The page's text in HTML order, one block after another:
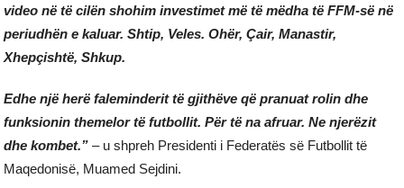
video në të cilën shohim investimet më të mëdha të FFM-së në
periudhën e kaluar. Shtip, Veles. Ohër, Çair, Manastir,
Xhepçishtë, Shkup.
Edhe një herë faleminderit të gjithëve që pranuat rolin dhe
funksionin themelor të futbollit. Për të na afruar. Ne njerëzit
dhe kombet.” – u shpreh Presidenti i Federatës së Futbollit të
Maqedonisë, Muamed Sejdini.